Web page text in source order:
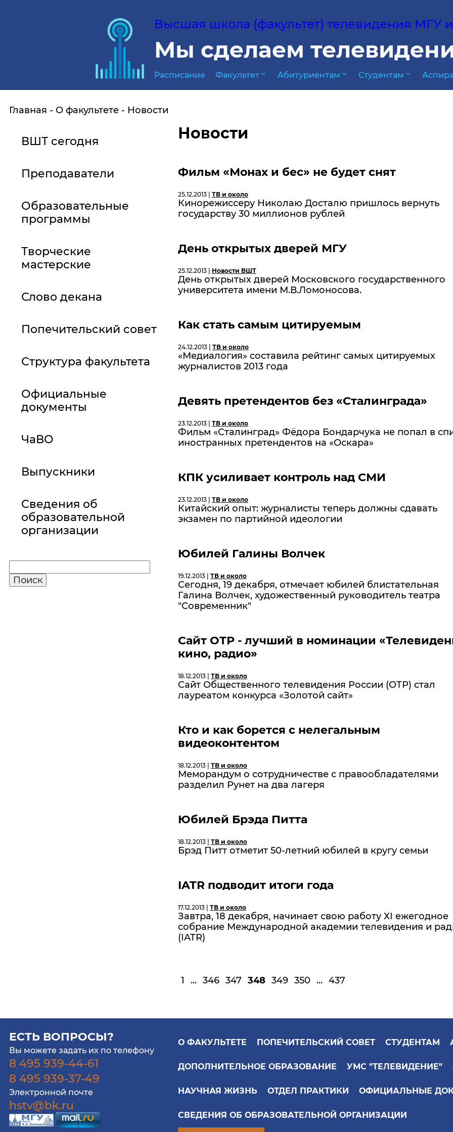
Высшая школа (факультет) телевидения МГУ
Мы сделаем
Расписание Факультет expand_more Абитуриентам expand_more Студентам expand_more
Главная О факультете Новости
ВШТ сегодня
Преподаватели
Образовательные
программы
Творческие
мастерские
Слово декана
Попечительский совет
Структура факультета
Официальные
документы
ЧаВО
Выпускники
Сведения об
образовательной
организации
Новости
Фильм «Монах и бес» не будет снят
25.12.2013 | ТВ и около
Кинорежиссеру Николаю Досталю пришлось вернуть
государству 30 миллионов рублей
День открытых дверей МГУ
25.12.2013 | Новости ВШТ
День открытых дверей Московского государственного
университета имени М.В.Ломоносова.
Как стать самым цитируемым
24.12.2013 | ТВ и около
«Медиалогия» составила рейтинг самых цитируемых
журналистов 2013 года
Девять претендентов без «Сталинграда»
23.12.2013 | ТВ и около
Фильм «Сталинград» Фёдора Бондарчука не попал в
иностранных претендентов на «Оскара»
КПК усиливает контроль над СМИ
23.12.2013 | ТВ и около
Китайский опыт: журналисты теперь должны сдавать
экзамен по партийной идеологии
Юбилей Галины Волчек
19.12.2013 | ТВ и около
Сегодня, 19 декабря, отмечает юбилей блистательная
Галина Волчек, художественный руководитель театра
"Современник"
Сайт ОТР - лучший в номинации
кино, радио»
18.12.2013 | ТВ и около
Сайт Общественного телевидения России (ОТР) стал
лауреатом конкурса «Золотой сайт»
Кто и как борется с нелегальным
видеоконтентом
18.12.2013 | ТВ и около
Меморандум о сотрудничестве с правообладателями
разделил Рунет на два лагеря
Юбилей Брэда Питта
18.12.2013 | ТВ и около
Брэд Питт отметит 50-летний юбилей в кругу семьи
IATR подводит итоги года
17.12.2013 | ТВ и около
Завтра, 18 декабря, начинает свою работу ХI ежегодное
собрание Международной академии телевидения и
(IATR)
1 ... 346 347 348 349 350 ... 437
ЕСТЬ ВОПРОСЫ?
Вы можете задать их по телефону
8 495 939-44-61
8 495 939-37-49
Электронной почте
hstv@bk.ru
О ФАКУЛЬТЕТЕ ПОПЕЧИТЕЛЬСКИЙ СОВЕТ СТУДЕНТАМ
ДОПОЛНИТЕЛЬНОЕ ОБРАЗОВАНИЕ УМС "ТЕЛЕВИДЕНИЕ"
НАУЧНАЯ ЖИЗНЬ ОТДЕЛ ПРАКТИКИ ОФИЦИАЛЬНЫЕ
СВЕДЕНИЯ ОБ ОБРАЗОВАТЕЛЬНОЙ ОРГАНИЗАЦИИ